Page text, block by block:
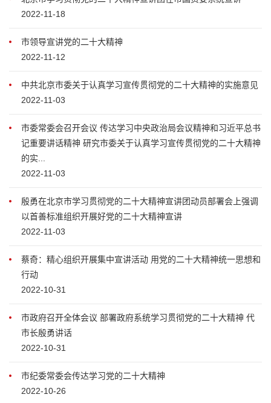
2022-11-18
市领导宣讲党的二十大精神
2022-11-12
中共北京市委关于认真学习宣传贯彻党的二十大精神的实施意见
2022-11-03
市委常委会召开会议 传达学习中央政治局会议精神和习近平总书
记重要讲话精神 研究市委关于认真学习宣传贯彻党的二十大精神
的实...
2022-11-03
殷勇在北京市学习贯彻党的二十大精神宣讲团动员部署会上强调
以首善标准组织开展好党的二十大精神宣讲
2022-11-03
蔡奇：精心组织开展集中宣讲活动 用党的二十大精神统一思想和
行动
2022-10-31
市政府召开全体会议 部署政府系统学习贯彻党的二十大精神 代
市长殷勇讲话
2022-10-31
市纪委常委会传达学习党的二十大精神
2022-10-26